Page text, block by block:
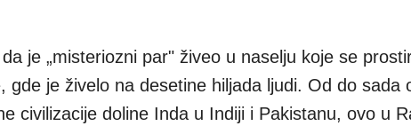
je „misteriozni par" živeo u naselju koje se
gde je živelo na desetine hiljada ljudi. Od do sada
civilizacije doline Inda u Indiji i Pakistanu, ovo u